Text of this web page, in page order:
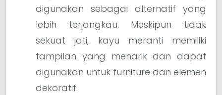
digunakan sebagai alternatif yang
lebih terjangkau. Meskipun tidak
sekuat jati, kayu meranti memiliki
tampilan yang menarik dan dapat
digunakan untuk furniture dan elemen
dekoratif.